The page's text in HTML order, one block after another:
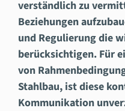
verständlich zu
Beziehungen
und Regulierung die
berücksichtigen. Für
von
Stahlbau, ist diese
Kommunikation